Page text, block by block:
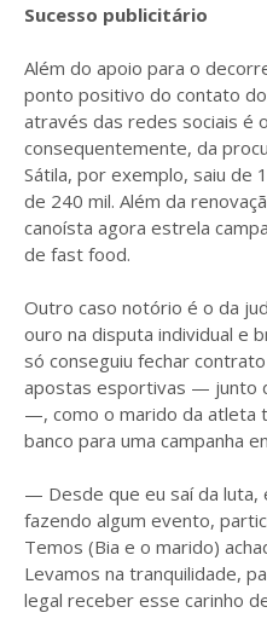
Sucesso publicitário
Além do apoio para o
ponto positivo do contato
através das redes sociais é
consequentemente, da
Sátila, por exemplo, saiu de
de 240 mil. Além da
canoísta agora estrela
de fast food.
Outro caso notório é o da
ouro na disputa individual e
só conseguiu fechar
apostas esportivas — junto
—, como o marido da atleta
banco para uma campanha
— Desde que eu saí da luta,
fazendo algum evento,
Temos (Bia e o marido)
Levamos na tranquilidade,
legal receber esse carinho